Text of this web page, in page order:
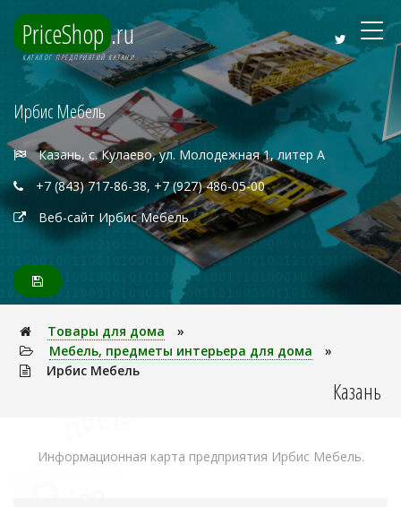
PriceShop .ru
КАТАЛОГ ПРЕДПРИЯТИЙ КАЗАНИ
Ирбис Мебель
Казань, с. Кулаево, ул. Молодежная 1, литер А
+7 (843) 717-86-38, +7 (927) 486-05-00
Веб-сайт Ирбис Мебель
Товары для дома
»
Мебель, предметы интерьера для дома
»
Ирбис Мебель
Казань
Информационная карта предприятия Ирбис Мебель.